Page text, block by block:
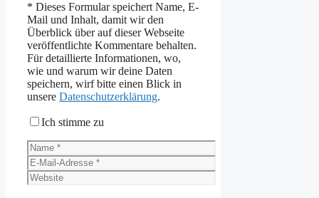
* Dieses Formular speichert Name, E-
Mail und Inhalt, damit wir den
Überblick über auf dieser Webseite
veröffentlichte Kommentare behalten.
Für detaillierte Informationen, wo,
wie und warum wir deine Daten
speichern, wirf bitte einen Blick in
unsere Datenschutzerklärung.
Ich stimme zu
Name
E-
Mail-
Adresse
Website